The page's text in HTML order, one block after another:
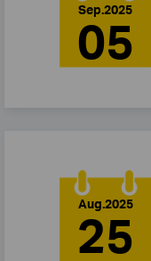
Sep.2025
05
Aug.2025
25